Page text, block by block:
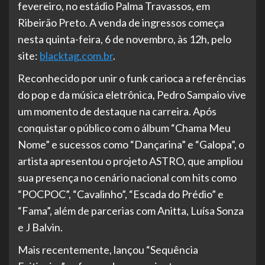
fevereiro, no estádio Palma Travassos, em
Ribeirão Preto. A venda de ingressos começa
nesta quinta-feira, 6 de novembro, às 12h, pelo
site: blacktag.com.br.
Reconhecido por unir o funk carioca a referências
do pop e da música eletrônica, Pedro Sampaio vive
um momento de destaque na carreira. Após
conquistar o público com o álbum “Chama Meu
Nome” e sucessos como “Dançarina” e “Galopa”, o
artista apresentou o projeto ASTRO, que ampliou
sua presença no cenário nacional com hits como
“POCPOC”, “Cavalinho”, “Escada do Prédio” e
“Fama”, além de parcerias com Anitta, Luísa Sonza
e J Balvin.
Mais recentemente, lançou “Sequência